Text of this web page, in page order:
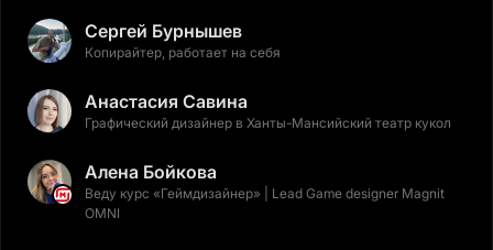
Сергей Бурнышев
Копирайтер, работает на себя
Анастасия Савина
Графический дизайнер в Ханты-Мансийский театр кукол
Алена Бойкова
Веду курс «Геймдизайнер» | Lead Game designer Magnit
OMNI